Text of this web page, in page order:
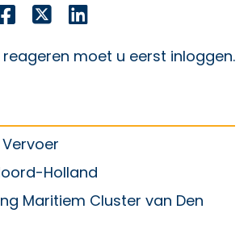
Deel dit bericht op Facebook
Deel dit bericht op X
reageren moet u eerst inloggen.
Holland
Maritiem Cluster van Den